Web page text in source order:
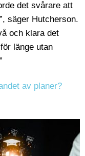
det svårare att
säger Hutcherson.
och klara det
länge utan
av planer?